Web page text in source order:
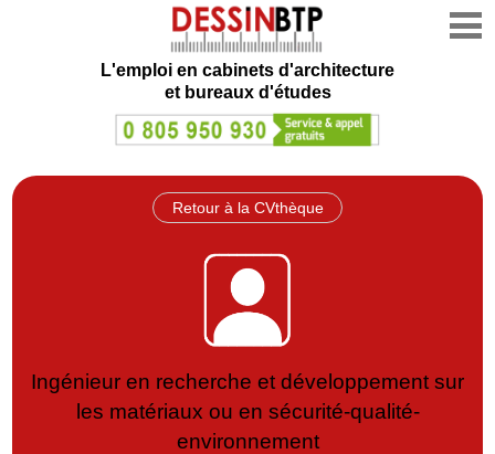
L'emploi en cabinets d'architecture
et bureaux d'études
Retour à la CVthèque
Ingénieur en recherche et développement sur
les matériaux ou en sécurité-qualité-
environnement